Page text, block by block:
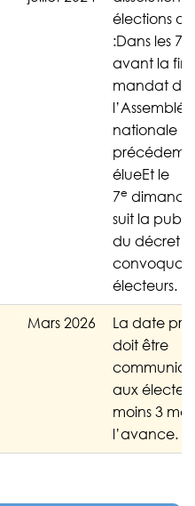
élections
:Dans les 70
avant la fin
mandat de
l’Assemblée
nationale
élueEt le
7e
suit la
du décret
électeurs.
Mars 2026
La date
doit être
aux
moins 3
l’avance.